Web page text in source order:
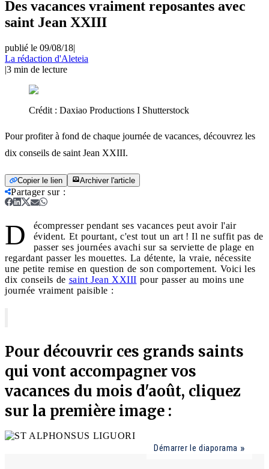
Des vacances vraiment reposantes avec
saint Jean XXIII
publié le 09/08/18|
La rédaction d'Aleteia
|3 min de lecture
Crédit : Daxiao Productions I Shutterstock
Pour profiter à fond de chaque journée de vacances, découvrez les
dix conseils de saint Jean XXIII.
Copier le lien Archiver l'article
Partager sur:
D
écompresser pendant ses vacances peut avoir l'air
évident. Et pourtant, c'est tout un art ! Il ne suffit pas de
passer ses journées avachi sur sa serviette de plage en
regardant passer les mouettes. La détente, la vraie, nécessite
une petite remise en question de son comportement. Voici les
dix conseils de saint Jean XXIII pour passer au moins une
journée vraiment paisible :
Pour découvrir ces grands saints
qui vont accompagner vos
vacances du mois d'août, cliquez
sur la première image :
Démarrer le diaporama